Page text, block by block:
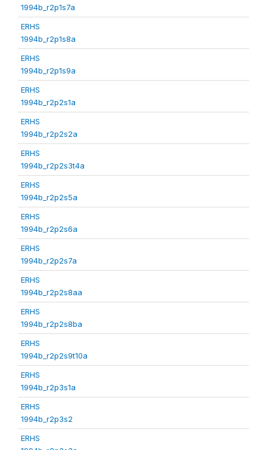
1994b_r2p1s7a
ERHS
1994b_r2p1s8a
ERHS
1994b_r2p1s9a
ERHS
1994b_r2p2s1a
ERHS
1994b_r2p2s2a
ERHS
1994b_r2p2s3t4a
ERHS
1994b_r2p2s5a
ERHS
1994b_r2p2s6a
ERHS
1994b_r2p2s7a
ERHS
1994b_r2p2s8aa
ERHS
1994b_r2p2s8ba
ERHS
1994b_r2p2s9t10a
ERHS
1994b_r2p3s1a
ERHS
1994b_r2p3s2
ERHS